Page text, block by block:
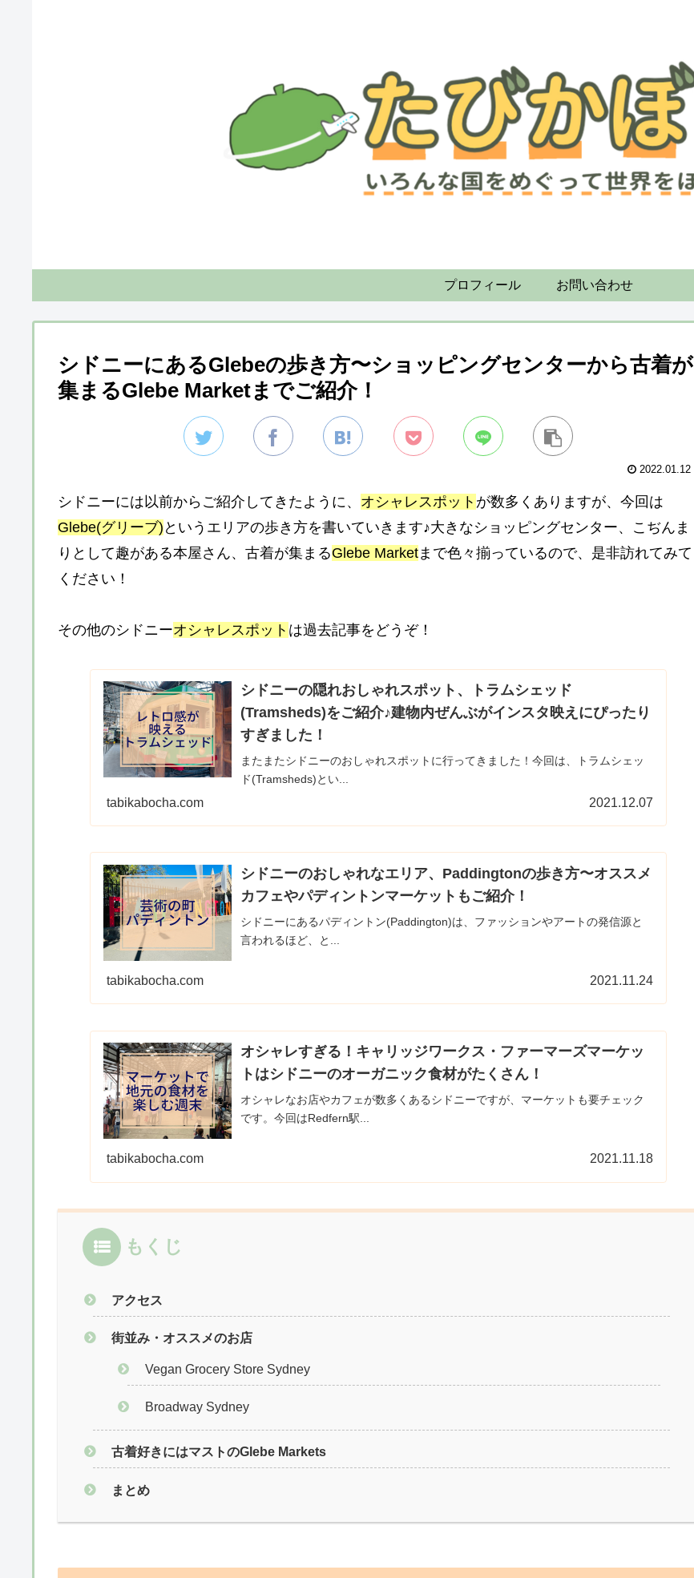
プロフィール お問い合わせ
シドニーにあるGlebeの歩き方〜ショッピングセンターから古着が
集まるGlebe Marketまでご紹介！
2022.01.12
シドニーには以前からご紹介してきたように、 オシャレスポット が数多くありますが、今回は
Glebe(グリーブ) というエリアの歩き方を書いていきます♪大きなショッピングセンター、こぢんま
りとして趣がある本屋さん、古着が集まるGlebe Marketまで色々揃っているので、是非訪れてみて
ください！
その他のシドニーオシャレスポット は過去記事をどうぞ！
シドニーの隠れおしゃれスポット、トラムシェッド
(Tramsheds)をご紹介♪建物内ぜんぶがインスタ映えにぴったり
すぎました！
またまたシドニーのおしゃれスポットに行ってきました！今回は、トラムシェッ
ド(Tramsheds)とい...
tabikabocha.com 2021.12.07
シドニーのおしゃれなエリア、Paddingtonの歩き方〜オススメ
カフェやパディントンマーケットもご紹介！
シドニーにあるパディントン(Paddington)は、ファッションやアートの発信源と
言われるほど、と...
tabikabocha.com 2021.11.24
オシャレすぎる！キャリッジワークス・ファーマーズマーケッ
トはシドニーのオーガニック食材がたくさん！
オシャレなお店やカフェが数多くあるシドニーですが、マーケットも要チェック
です。今回はRedfern駅...
tabikabocha.com 2021.11.18
もくじ
アクセス
街並み・オススメのお店
Vegan Grocery Store Sydney
Broadway Sydney
古着好きにはマストのGlebe Markets
まとめ